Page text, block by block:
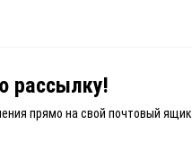
рассылку!
прямо на свой почтовый ящик